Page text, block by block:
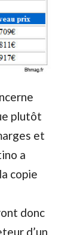
plutôt
et
a
copie
donc
d’un